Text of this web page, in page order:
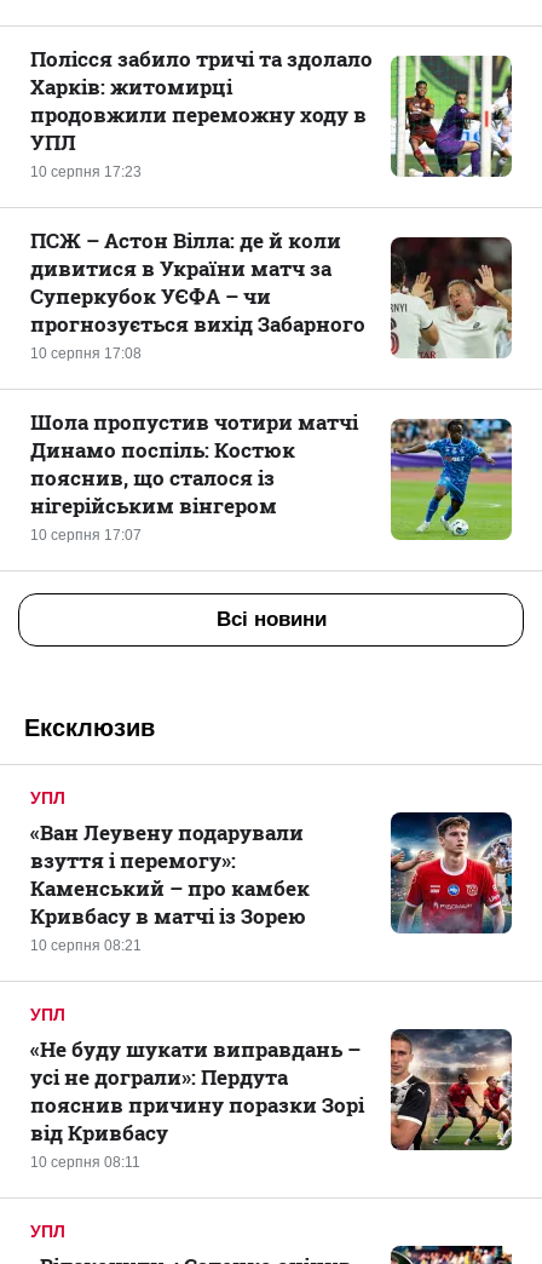
10 серпня 17:23
Полісся забило тричі та здолало
Харків: житомирці
продовжили переможну ходу в
УПЛ
10 серпня 17:08
ПСЖ – Астон Вілла: де й коли
дивитися в України матч за
Суперкубок УЄФА – чи
прогнозується вихід Забарного
10 серпня 17:07
Шола пропустив чотири матчі
Динамо поспіль: Костюк
пояснив, що сталося із
нігерійським вінгером
Всі новини
Ексклюзив
УПЛ
10 серпня 08:21
«Ван Леувену подарували
взуття і перемогу»:
Каменський – про камбек
Кривбасу в матчі із Зорею
УПЛ
10 серпня 08:11
«Не буду шукати виправдань –
усі не дограли»: Пердута
пояснив причину поразки Зорі
від Кривбасу
УПЛ